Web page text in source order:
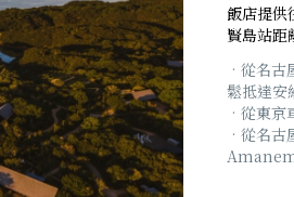
飯店提供
賢島站
•從名古
鬆抵達
•從東京
•從名古